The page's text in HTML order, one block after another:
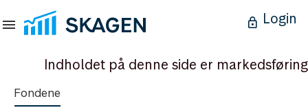
Login
Indholdet på denne side er markedsføring
Fondene